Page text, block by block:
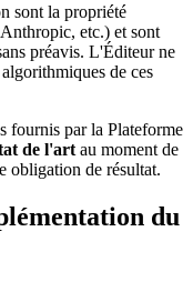
sont la propriété
etc.) et sont
préavis. L'Éditeur ne
de ces
fournis par la Plateforme
de l'art au moment de
obligation de résultat.
du